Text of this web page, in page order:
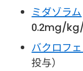
ミダゾラム
0.2mg/kg/
バクロフ
投与）